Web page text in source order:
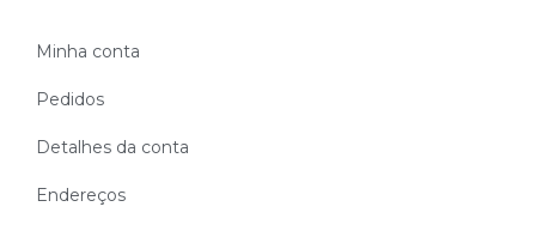
Minha conta
Pedidos
Detalhes da conta
Endereços